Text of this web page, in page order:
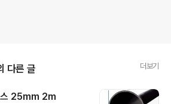
다른 글 더보기
원형 파이프 . 스테인레스 25mm 2m